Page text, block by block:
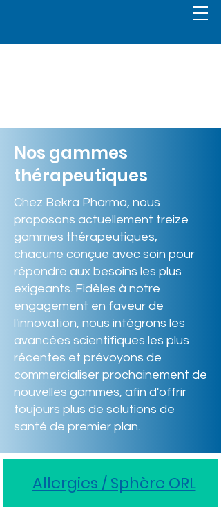
Nos gammes
thérapeutiques
Chez Bekra Pharma, nous
proposons actuellement treize
gammes thérapeutiques,
chacune conçue avec soin pour
répondre aux besoins les plus
exigeants. Fidèles à notre
engagement en faveur de
l'innovation, nous intégrons les
avancées scientifiques les plus
récentes et prévoyons de
commercialiser prochainement de
nouvelles gammes, afin d'offrir
toujours plus de solutions de
santé de premier plan.
Allergies / Sphère ORL